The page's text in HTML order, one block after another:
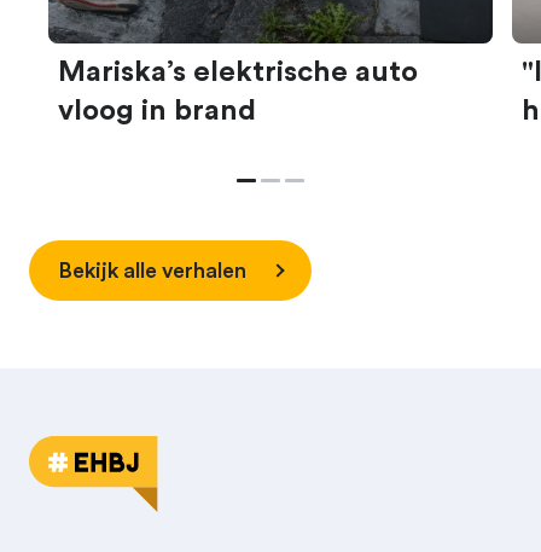
Mariska’s elektrische auto
vloog in brand
Bekijk alle verhalen